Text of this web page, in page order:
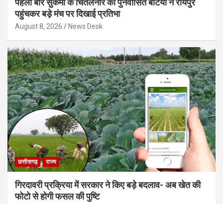
पहली बार सुकमा के चिंतलनार की पुनर्वासित बेटियों ने रायपुर
पहुंचकर बड़े मंच पर दिखाई प्रतिभा
August 8, 2026 News Desk
छत्तीसगढ़ राज्य
गिरदावरी प्रक्रिया में सरकार ने किए बड़े बदलाव- अब खेत की
फोटो से होगी फसल की पुष्टि